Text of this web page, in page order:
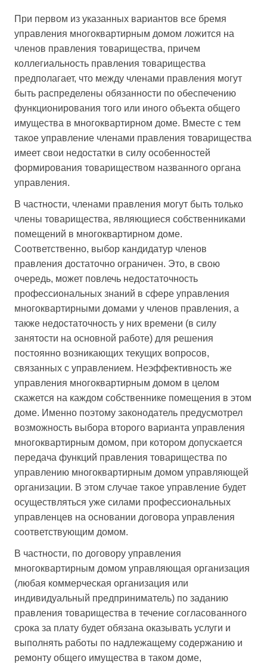
При первом из указанных вариантов все бремя
управления многоквартирным домом ложится на
членов правления товарищества, причем
коллегиальность правления товарищества
предполагает, что между членами правления могут
быть распределены обязанности по обеспечению
функционирования того или иного объекта общего
имущества в многоквартирном доме. Вместе с тем
такое управление членами правления товарищества
имеет свои недостатки в силу особенностей
формирования товариществом названного органа
управления.
В частности, членами правления могут быть только
члены товарищества, являющиеся собственниками
помещений в многоквартирном доме.
Соответственно, выбор кандидатур членов
правления достаточно ограничен. Это, в свою
очередь, может повлечь недостаточность
профессиональных знаний в сфере управления
многоквартирными домами у членов правления, а
также недостаточность у них времени (в силу
занятости на основной работе) для решения
постоянно возникающих текущих вопросов,
связанных с управлением. Неэффективность же
управления многоквартирным домом в целом
скажется на каждом собственнике помещения в этом
доме. Именно поэтому законодатель предусмотрел
возможность выбора второго варианта управления
многоквартирным домом, при котором допускается
передача функций правления товарищества по
управлению многоквартирным домом управляющей
организации. В этом случае такое управление будет
осуществляться уже силами профессиональных
управленцев на основании договора управления
соответствующим домом.
В частности, по договору управления
многоквартирным домом управляющая организация
(любая коммерческая организация или
индивидуальный предприниматель) по заданию
правления товарищества в течение согласованного
срока за плату будет обязана оказывать услуги и
выполнять работы по надлежащему содержанию и
ремонту общего имущества в таком доме,